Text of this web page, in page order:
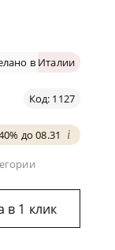
в Италии
Код: 1127
до 08.31 i
в 1 клик